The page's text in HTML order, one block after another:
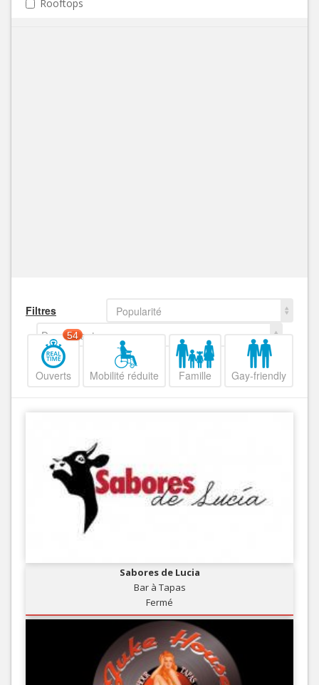
Rooftops
Filtres
Popularité
Decroissant
Ouverts
54
Mobilité réduite Famille Gay-friendly
Sabores de Lucia
Bar à Tapas
Fermé